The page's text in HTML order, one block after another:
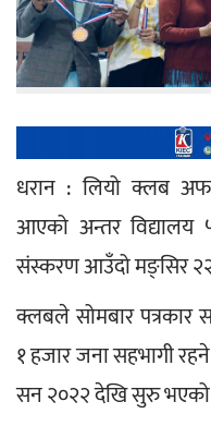
धरान : लियो क्लब
आएको अन्तर विद्यालय
संस्करण आउँदो मङ्सिर
क्लबले सोमबार पत्रकार
१ हजार जना सहभागी
सन २०२२ देखि सुरु भएको